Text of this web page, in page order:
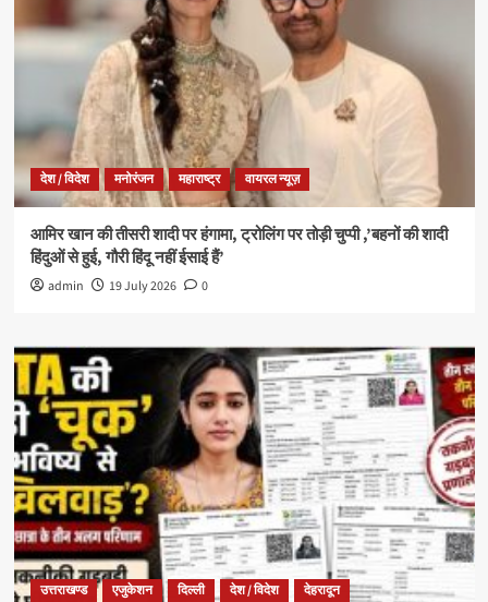
देश / विदेश मनोरंजन महाराष्ट्र वायरल न्यूज़
आमिर खान की तीसरी शादी पर हंगामा, ट्रोलिंग पर तोड़ी चुप्पी ,’बहनों की शादी
हिंदुओं से हुई, गौरी हिंदू नहीं ईसाई हैं’
admin 19 July 2026 0
उत्तराखण्ड एजुकेशन दिल्ली देश / विदेश देहरादून